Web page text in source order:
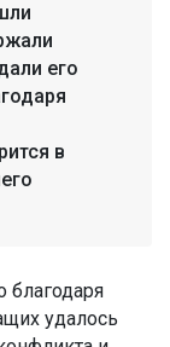
его
в
благодаря
удалось